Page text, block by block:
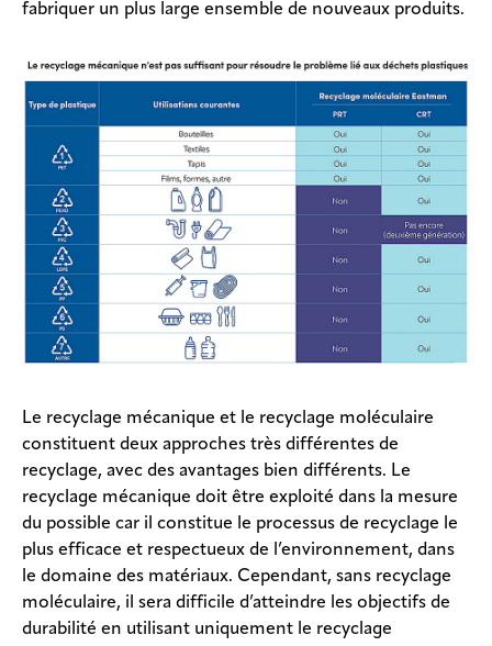
fabriquer un plus large ensemble de nouveaux produits.
Le recyclage mécanique et le recyclage moléculaire
constituent deux approches très différentes de
recyclage, avec des avantages bien différents. Le
recyclage mécanique doit être exploité dans la mesure
du possible car il constitue le processus de recyclage le
plus efficace et respectueux de l’environnement, dans
le domaine des matériaux. Cependant, sans recyclage
moléculaire, il sera difficile d’atteindre les objectifs de
durabilité en utilisant uniquement le recyclage